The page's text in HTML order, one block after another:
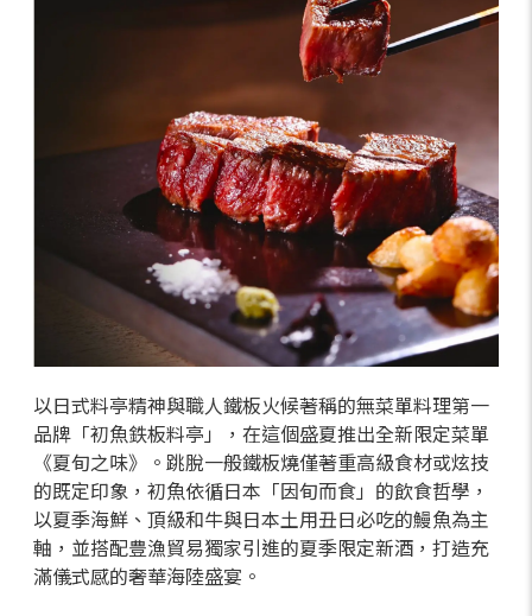
以日式料亭精神與職人鐵板火候著稱的無菜單料理第一
品牌「初魚鉄板料亭」，在這個盛夏推出全新限定菜單
《夏旬之味》。跳脫一般鐵板燒僅著重高級食材或炫技
的既定印象，初魚依循日本「因旬而食」的飲食哲學，
以夏季海鮮、頂級和牛與日本土用丑日必吃的鰻魚為主
軸，並搭配豊漁貿易獨家引進的夏季限定新酒，打造充
滿儀式感的奢華海陸盛宴。